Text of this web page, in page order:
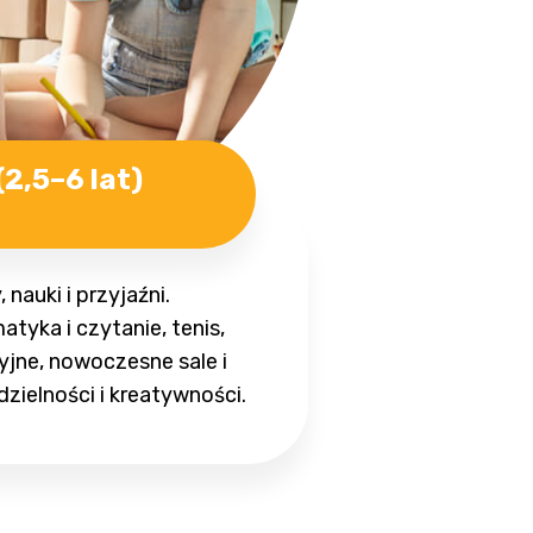
lat)
nauki i przyjaźni.
i czytanie, tenis,
nowoczesne sale i
i kreatywności.